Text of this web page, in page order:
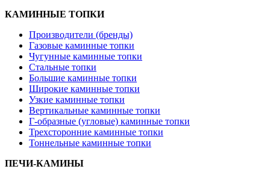
КАМИННЫЕ ТОПКИ
Производители (бренды)
Газовые каминные топки
Чугунные каминные топки
Стальные топки
Большие каминные топки
Широкие каминные топки
Узкие каминные топки
Вертикальные каминные топки
Г-образные (угловые) каминные топки
Трехсторонние каминные топки
Тоннельные каминные топки
ПЕЧИ-КАМИНЫ